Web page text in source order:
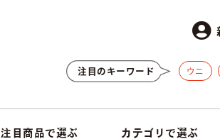
注目のキーワード ウニ
注目商品で選ぶ カテゴリで選ぶ